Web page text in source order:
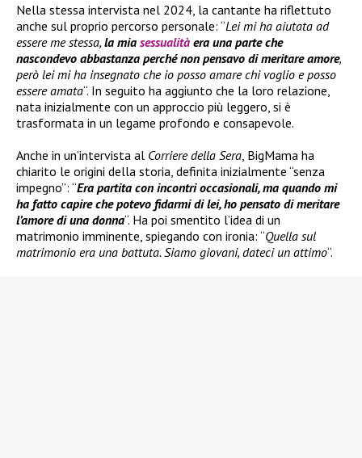
Nella stessa intervista nel 2024, la cantante ha riflettuto
anche sul proprio percorso personale: “Lei mi ha aiutata ad
essere me stessa, la mia sessualità era una parte che
nascondevo abbastanza perché non pensavo di meritare amore,
però lei mi ha insegnato che io posso amare chi voglio e posso
essere amata“. In seguito ha aggiunto che la loro relazione,
nata inizialmente con un approccio più leggero, si è
trasformata in un legame profondo e consapevole.
Anche in un’intervista al Corriere della Sera , BigMama ha
chiarito le origini della storia, definita inizialmente “senza
impegno”: “Era partita con incontri occasionali, ma quando mi
ha fatto capire che potevo fidarmi di lei, ho pensato di meritare
l’amore di una donna“. Ha poi smentito l’idea di un
matrimonio imminente, spiegando con ironia: “Quella sul
matrimonio era una battuta. Siamo giovani, dateci un attimo“.